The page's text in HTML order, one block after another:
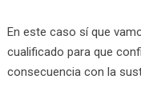
En este caso sí que
cualificado para que
consecuencia con la